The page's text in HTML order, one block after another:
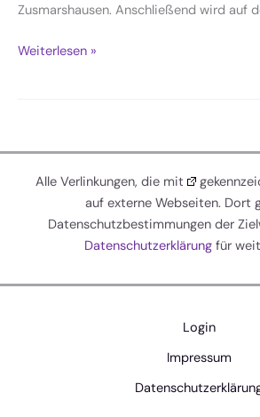
Zusmarshausen. Anschließend wird auf
Gemeindefest
Weiterlesen »
Alle Verlinkungen, die mit
auf externe Webseiten. Dort
Datenschutzbestimmungen der
Datenschutzerklärungfür
Login
Impressum